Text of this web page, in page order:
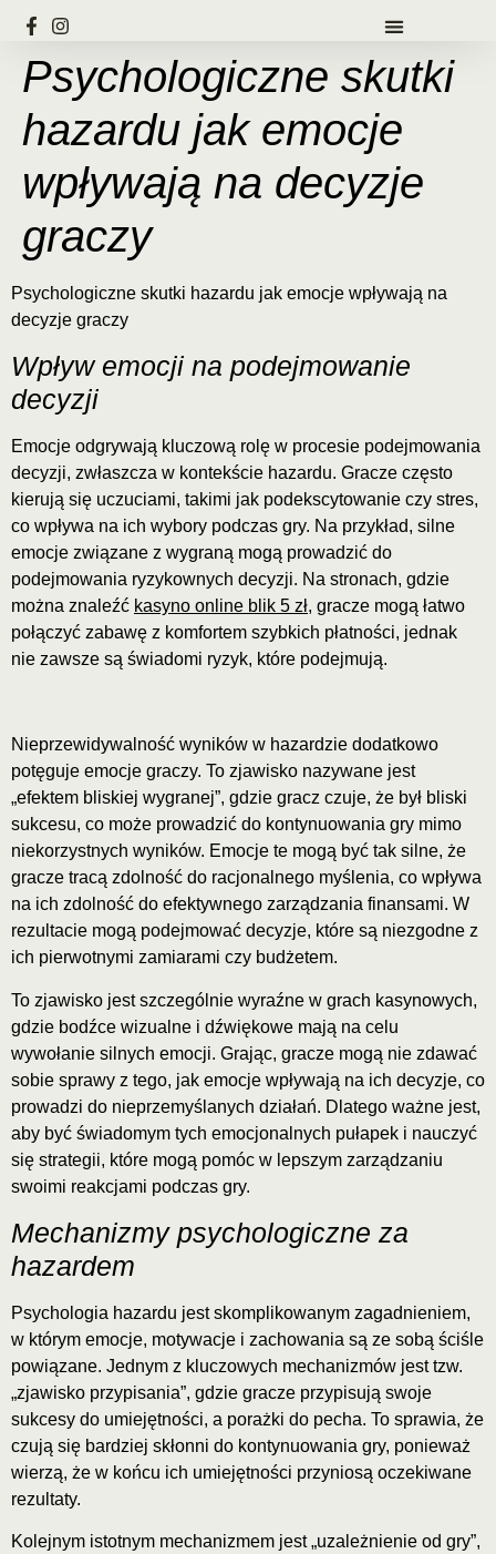
Psychologiczne skutki
hazardu jak emocje
wpływają na decyzje
graczy
Psychologiczne skutki hazardu jak emocje wpływają na
decyzje graczy
Wpływ emocji na podejmowanie
decyzji
Emocje odgrywają kluczową rolę w procesie podejmowania
decyzji, zwłaszcza w kontekście hazardu. Gracze często
kierują się uczuciami, takimi jak podekscytowanie czy stres,
co wpływa na ich wybory podczas gry. Na przykład, silne
emocje związane z wygraną mogą prowadzić do
podejmowania ryzykownych decyzji. Na stronach, gdzie
można znaleźć kasyno online blik 5 zł, gracze mogą łatwo
połączyć zabawę z komfortem szybkich płatności, jednak
nie zawsze są świadomi ryzyk, które podejmują.
Nieprzewidywalność wyników w hazardzie dodatkowo
potęguje emocje graczy. To zjawisko nazywane jest
„efektem bliskiej wygranej”, gdzie gracz czuje, że był bliski
sukcesu, co może prowadzić do kontynuowania gry mimo
niekorzystnych wyników. Emocje te mogą być tak silne, że
gracze tracą zdolność do racjonalnego myślenia, co wpływa
na ich zdolność do efektywnego zarządzania finansami. W
rezultacie mogą podejmować decyzje, które są niezgodne z
ich pierwotnymi zamiarami czy budżetem.
To zjawisko jest szczególnie wyraźne w grach kasynowych,
gdzie bodźce wizualne i dźwiękowe mają na celu
wywołanie silnych emocji. Grając, gracze mogą nie zdawać
sobie sprawy z tego, jak emocje wpływają na ich decyzje, co
prowadzi do nieprzemyślanych działań. Dlatego ważne jest,
aby być świadomym tych emocjonalnych pułapek i nauczyć
się strategii, które mogą pomóc w lepszym zarządzaniu
swoimi reakcjami podczas gry.
Mechanizmy psychologiczne za
hazardem
Psychologia hazardu jest skomplikowanym zagadnieniem,
w którym emocje, motywacje i zachowania są ze sobą ściśle
powiązane. Jednym z kluczowych mechanizmów jest tzw.
„zjawisko przypisania”, gdzie gracze przypisują swoje
sukcesy do umiejętności, a porażki do pecha. To sprawia, że
czują się bardziej skłonni do kontynuowania gry, ponieważ
wierzą, że w końcu ich umiejętności przyniosą oczekiwane
rezultaty.
Kolejnym istotnym mechanizmem jest „uzależnienie od gry”,